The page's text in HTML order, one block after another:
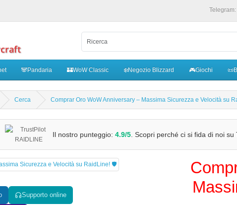
🐼Pandaria 🏰WoW Classic ❄️Negozio Blizzard 🎮Giochi
Cerca Comprar Oro WoW Anniversary – Massima Sicurezza e Velocità su
Il nostro punteggio: 4.9/5 . Scopri perché ci si fida di noi su
Supporto online